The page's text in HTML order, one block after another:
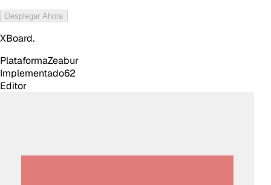
Desplegar Ahora
XBoard.
PlataformaZeabur
Implementado62
Editor